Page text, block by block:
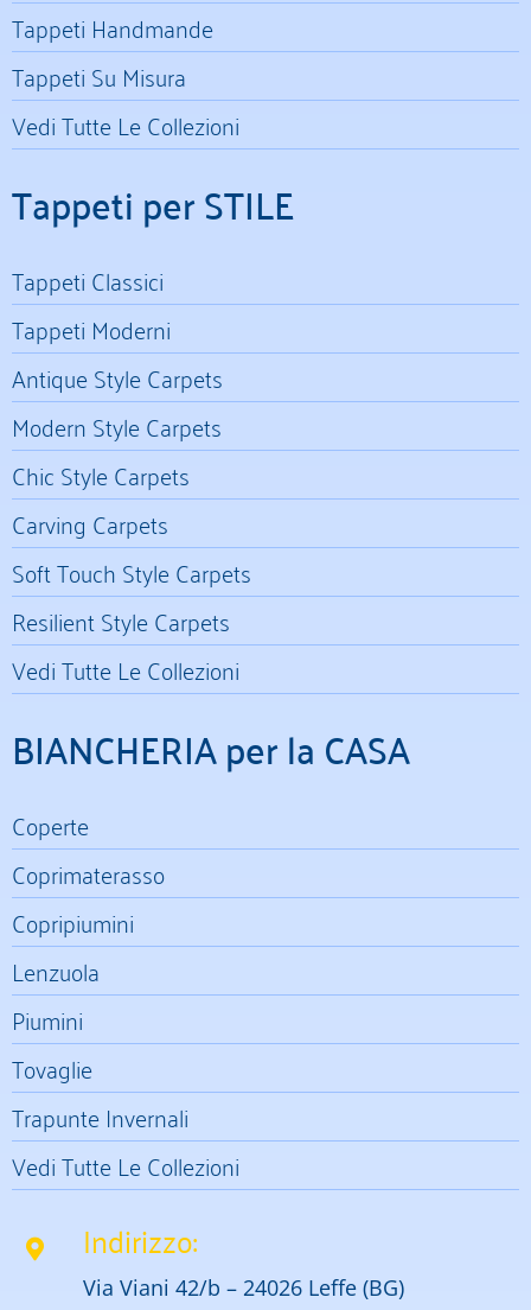
Tappeti Handmande
Tappeti Su Misura
Vedi Tutte Le Collezioni
Tappeti per STILE
Tappeti Classici
Tappeti Moderni
Antique Style Carpets
Modern Style Carpets
Chic Style Carpets
Carving Carpets
Soft Touch Style Carpets
Resilient Style Carpets
Vedi Tutte Le Collezioni
BIANCHERIA per la CASA
Coperte
Coprimaterasso
Copripiumini
Lenzuola
Piumini
Tovaglie
Trapunte Invernali
Vedi Tutte Le Collezioni
Indirizzo:
Via Viani 42/b – 24026 Leffe (BG)